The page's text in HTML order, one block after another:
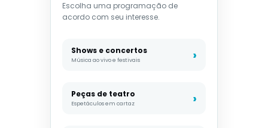
Escolha uma programação de
acordo com seu interesse.
Shows e concertos
Música ao vivo e festivais
Peças de teatro
Espetáculos em cartaz